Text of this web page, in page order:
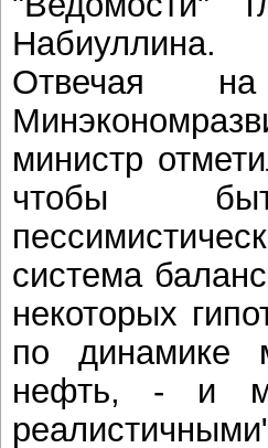
Набиуллина.
Отвечая
министр
чтобы
система
некоторых
по динамике
нефть, - и